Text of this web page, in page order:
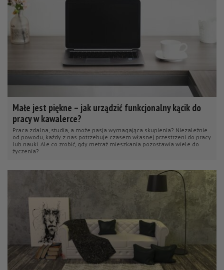
Małe jest piękne – jak urządzić funkcjonalny kącik do
pracy w kawalerce?
Praca zdalna, studia, a może pasja wymagająca skupienia? Niezależnie
od powodu, każdy z nas potrzebuje czasem własnej przestrzeni do pracy
lub nauki. Ale co zrobić, gdy metraż mieszkania pozostawia wiele do
życzenia?